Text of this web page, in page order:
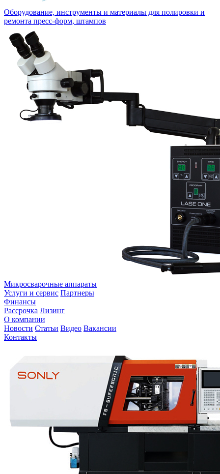
Оборудование, инструменты и материалы для полировки и
ремонта пресс-форм, штампов
Микросварочные аппараты
Услуги и сервис Партнеры
Финансы
Рассрочка Лизинг
О компании
Новости Статьи Видео Вакансии
Контакты